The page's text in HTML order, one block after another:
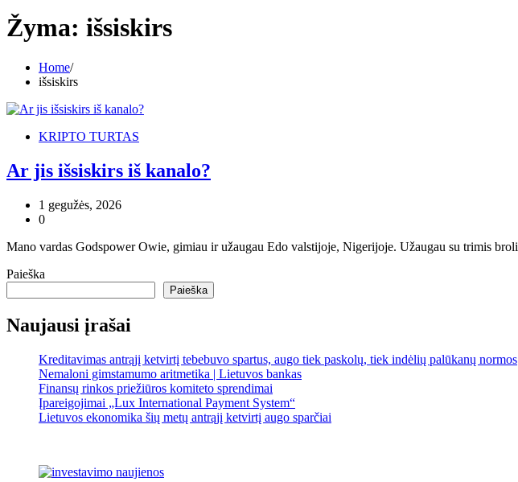
Žyma: išsiskirs
Home
išsiskirs
KRIPTO TURTAS
Ar jis išsiskirs iš kanalo?
1 gegužės, 2026
0
Mano vardas Godspower Owie, gimiau ir užaugau Edo valstijoje, Nigerijoje. Užaugau su trimis
Paieška
Paieška
Naujausi įrašai
Kreditavimas antrąjį ketvirtį tebebuvo spartus, augo tiek paskolų, tiek indėlių palūkanų normos
Nemaloni gimstamumo aritmetika | Lietuvos bankas
Finansų rinkos priežiūros komiteto sprendimai
Įpareigojimai „Lux International Payment System“
Lietuvos ekonomika šių metų antrąjį ketvirtį augo sparčiai